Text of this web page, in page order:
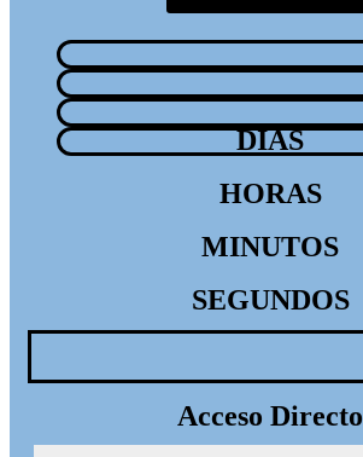
DIAS
HORAS
MINUTOS
SEGUNDOS
Acceso Directo